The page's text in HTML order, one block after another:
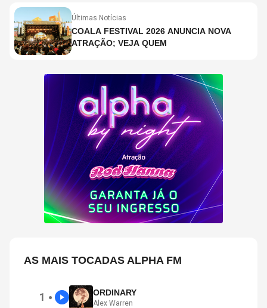
Últimas Notícias
COALA FESTIVAL 2026 ANUNCIA NOVA
ATRAÇÃO; VEJA QUEM
AS MAIS TOCADAS ALPHA FM
1 ● ORDINARY
Alex Warren